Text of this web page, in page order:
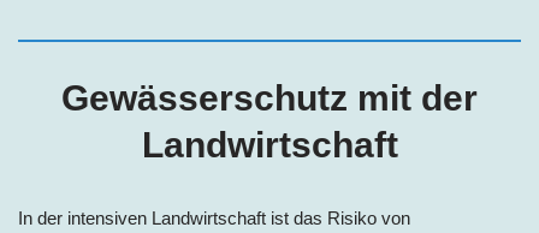
Gewässerschutz mit der
Landwirtschaft
In der intensiven Landwirtschaft ist das Risiko von